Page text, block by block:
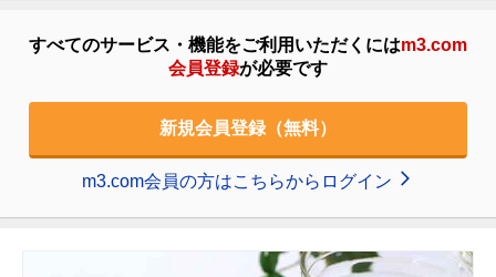
すべてのサービス・機能をご利用いただくにはm3.com
会員登録が必要です
新規会員登録（無料）
m3.com会員の方はこちらからログイン